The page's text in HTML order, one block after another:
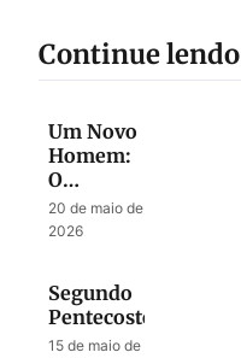
Continue lendo
Um Novo
Homem:
O
Mistério
do
20 de maio de
2026
Segundo
Pentecostes
15 de maio de